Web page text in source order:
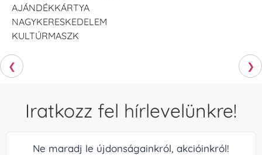
AJÁNDÉKKÁRTYA
NAGYKERESKEDELEM
KULTÚRMASZK
❮ ❯
Iratkozz fel hírlevelünkre!
Ne maradj le újdonságainkról, akcióinkról!